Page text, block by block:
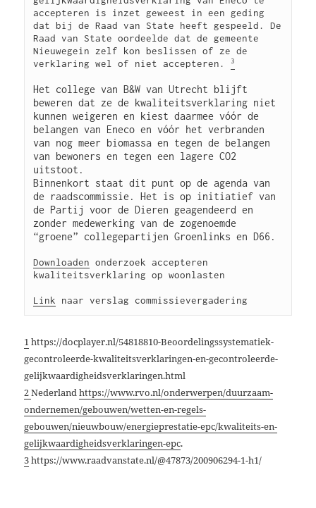
accepteren is inzet geweest in een geding
dat bij de Raad van State heeft gespeeld. De
Raad van State oordeelde dat de gemeente
Nieuwegein zelf kon beslissen of ze de
verklaring wel of niet accepteren.
3
Het college van B&W van Utrecht blijft
beweren dat ze de kwaliteitsverklaring niet
kunnen weigeren en kiest daarmee vóór de
belangen van Eneco en vóór het verbranden
van nog meer biomassa en tegen de belangen
van bewoners en tegen een lagere CO2
uitstoot.
Binnenkort staat dit punt op de agenda van
de raadscommissie. Het is op initiatief van
de Partij voor de Dieren geagendeerd en
zonder medewerking van de zogenoemde
“groene” collegepartijen Groenlinks en D66.
Downloaden onderzoek accepteren
kwaliteitsverklaring op woonlasten
Link naar verslag commissievergadering
1 https://docplayer.nl/54818810-Beoordelingssystematiek-
gecontroleerde-kwaliteitsverklaringen-en-gecontroleerde-
gelijkwaardigheidsverklaringen.html
2Nederlandhttps://www.rvo.nl/onderwerpen/duurzaam-
ondernemen/gebouwen/wetten-en-regels-
gebouwen/nieuwbouw/energieprestatie-epc/kwaliteits-en-
gelijkwaardigheidsverklaringen-epc.
3https://www.raadvanstate.nl/@47873/200906294-1-h1/